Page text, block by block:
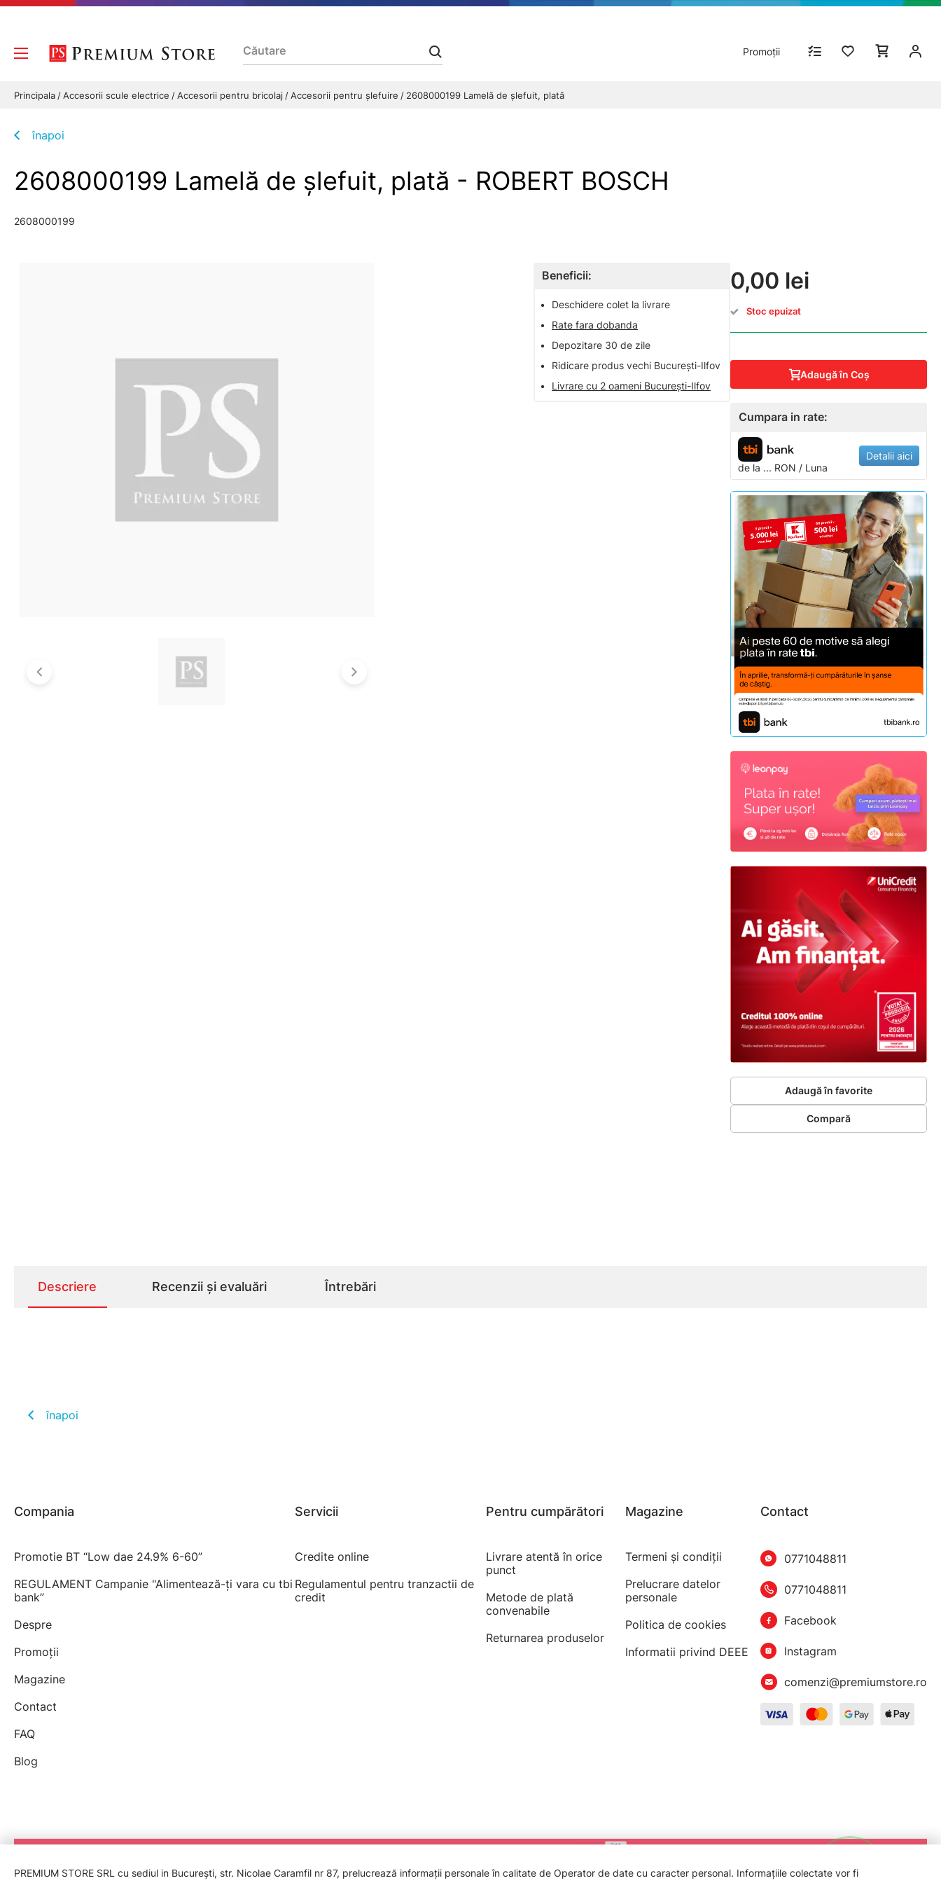
Promoții
Principala Accesorii scule electrice Accesorii pentru bricolaj Accesorii pentru șlefuire 2608000199 Lamelă de şlefuit, plată
înapoi
2608000199 Lamelă de şlefuit, plată - ROBERT BOSCH
2608000199
Beneficii:
•
Deschidere colet la livrare
•
Rate fara dobanda
•
Depozitare 30 de zile
•
Ridicare produs vechi București-Ilfov
•
Livrare cu 2 oameni București-Ilfov
0,00 lei
Stoc epuizat
Adaugă în Coş
Cumpara in rate:
de la ... RON / Luna
Detalii aici
Adaugă în favorite
Compară
Descriere Recenzii și evaluări Întrebări
înapoi
Compania
Promotie BT “Low dae 24.9% 6-60”
REGULAMENT Campanie "Alimentează-ți vara cu tbi
bank”
Despre
Promoții
Magazine
Contact
FAQ
Blog
Servicii
Credite online
Regulamentul pentru tranzactii de
credit
Pentru cumpărători
Livrare atentă în orice
punct
Metode de plată
convenabile
Returnarea produselor
Magazine
Termeni şi condiţii
Prelucrare datelor
personale
Politica de cookies
Informatii privind DEEE
Contact
0771048811
0771048811
Facebook
Instagram
comenzi@premiumstore.ro
PREMIUM STORE SRL cu sediul in București, str. Nicolae Caramfil nr 87, prelucrează informații personale în calitate de Operator de date cu caracter personal. Informațiile colectate vor fi